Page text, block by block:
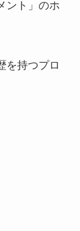
ント」のホ
を持つプロ